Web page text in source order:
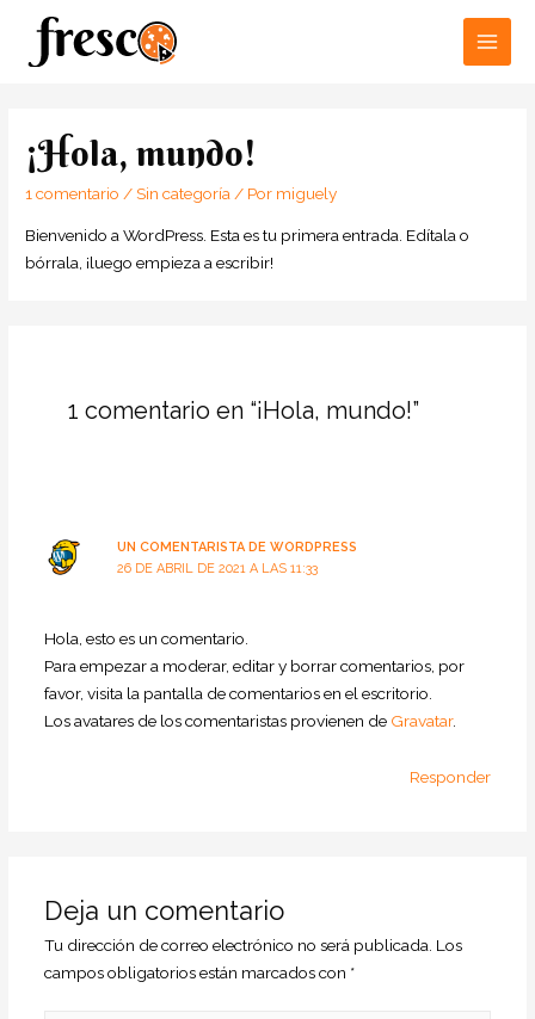
Main
¡Hola, mundo!
1 comentario /Sin categoría / Por miguely
Bienvenido a WordPress. Esta es tu primera entrada. Edítala o
bórrala, ¡luego empieza a escribir!
1 comentario en “¡Hola, mundo!”
UN COMENTARISTA DE WORDPRESS
26 DE ABRIL DE 2021 A LAS 11:33
Hola, esto es un comentario.
Para empezar a moderar, editar y borrar comentarios, por
favor, visita la pantalla de comentarios en el escritorio.
Los avatares de los comentaristas provienen de Gravatar.
Responder
Deja un comentario
Tu dirección de correo electrónico no será publicada. Los
campos obligatorios están marcados con *